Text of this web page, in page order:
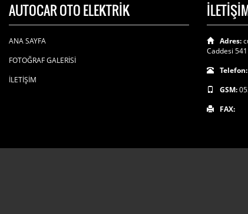
AUTOCAR OTO ELEKTRİK
ANA SAYFA
FOTOĞRAF GALERİSİ
İLETİŞİM
Adres:
Caddesi
Telefon:
GSM:
FAX: